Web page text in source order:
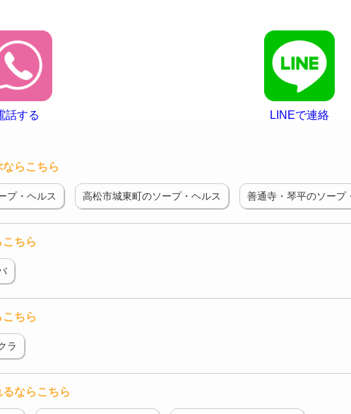
話する LINEで連絡
らこちら
プ・ヘルス 高松市城東町のソープ・ヘルス 善通寺・琴平のソープ
ちら
ちら
ラ
ならこちら